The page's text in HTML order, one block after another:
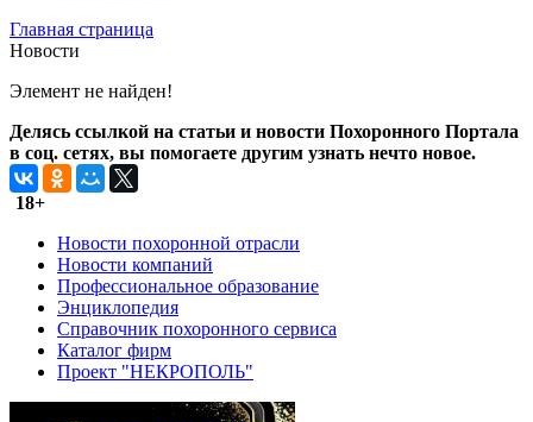
Главная страница
Новости
Элемент не найден!
Делясь ссылкой на статьи и новости Похоронного Портала
в соц. сетях, вы помогаете другим узнать нечто новое.
18+
Новости похоронной отрасли
Новости компаний
Профессиональное образование
Энциклопедия
Справочник похоронного сервиса
Каталог фирм
Проект "НЕКРОПОЛЬ"